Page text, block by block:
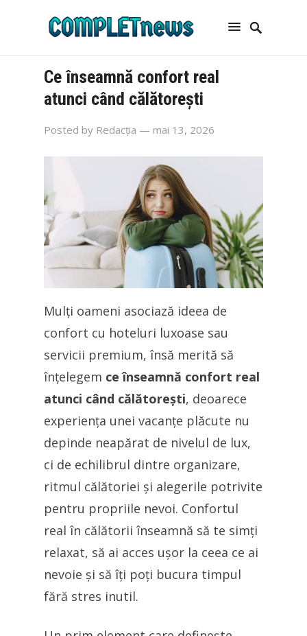
Ce înseamnă confort real
atunci când călătorești
Posted by Redacția — mai 13, 2026
Mulți oameni asociază ideea de
confort cu hoteluri luxoase sau
servicii premium, însă merită să
înțelegem ce înseamnă confort real
atunci când călătorești, deoarece
experiența unei vacanțe plăcute nu
depinde neapărat de nivelul de lux,
ci de echilibrul dintre organizare,
ritmul călătoriei și alegerile potrivite
pentru propriile nevoi. Confortul
real în călătorii înseamnă să te simți
relaxat, să ai acces ușor la ceea ce ai
nevoie și să îți poți bucura timpul
fără stres inutil.